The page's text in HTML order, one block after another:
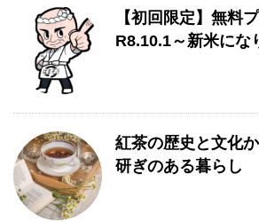
【初回限定】無料
R8.10.1～新米にな
紅茶の歴史と文化
研ぎのある暮らし